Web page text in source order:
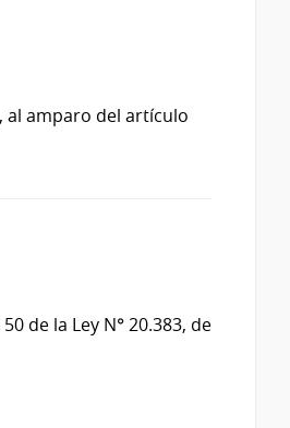
al amparo del artículo
de la Ley N° 20.383, de